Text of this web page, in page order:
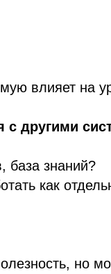
влияет на
с другими
база знаний?
как
но